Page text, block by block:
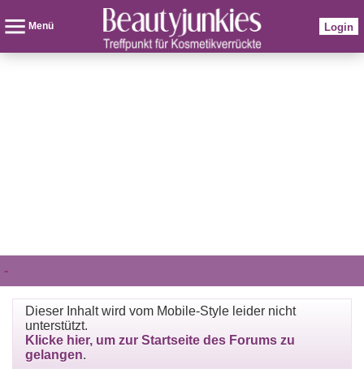
Menü Login
-
Dieser Inhalt wird vom Mobile-Style leider nicht
unterstützt.
Klicke hier, um zur Startseite des Forums zu
gelangen.